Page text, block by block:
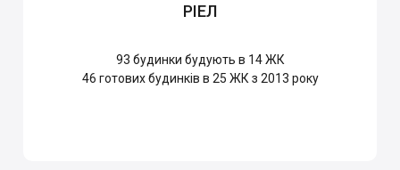
РІЕЛ
93 будинки будують в 14 ЖК
46 готових будинків в 25 ЖК з 2013 року